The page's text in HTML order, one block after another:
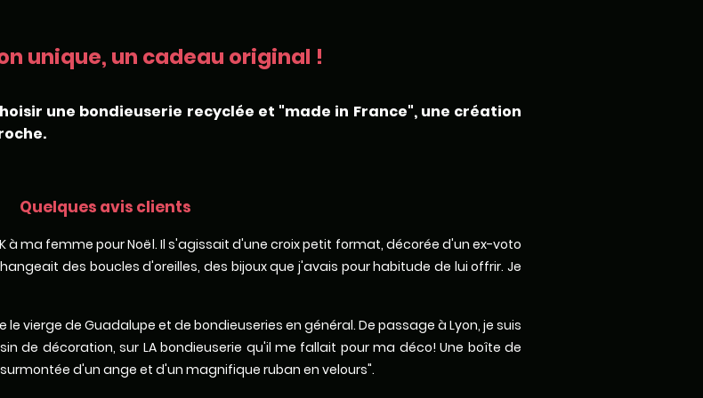
unique, un cadeau original !
une bondieuserie recyclée et "made in France", une création
Quelques avis clients
à ma femme pour Noël. Il s'agissait d'une croix petit format, décorée d'un ex-voto
des boucles d'oreilles, des bijoux que j'avais pour habitude de lui offrir. Je
le vierge de Guadalupe et de bondieuseries en général. De passage à Lyon, je suis
de décoration, sur LA bondieuserie qu'il me fallait pour ma déco! Une boîte de
d'un ange et d'un magnifique ruban en velours".